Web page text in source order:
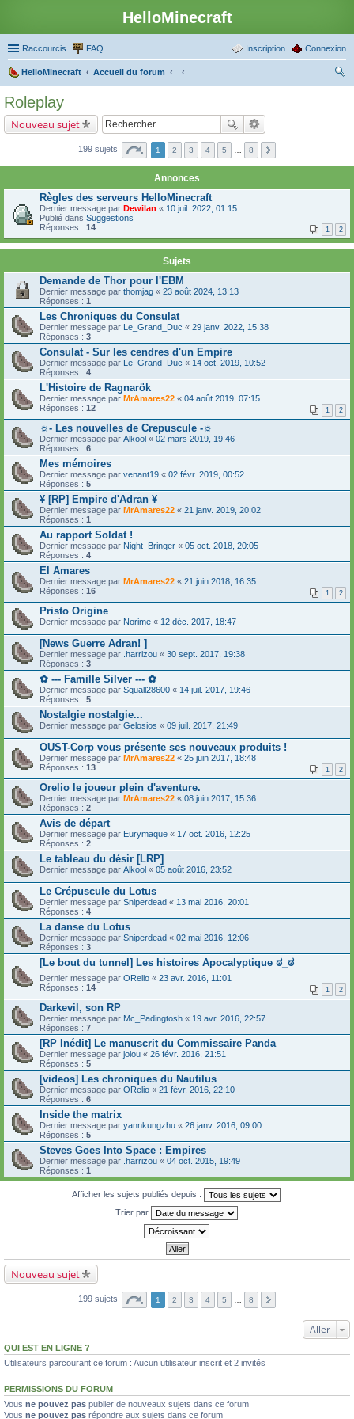
HelloMinecraft
Raccourcis FAQ Connexion
Inscription
HelloMinecraft
Accueil du forum
Roleplay
Nouveau sujet
199 sujets 1 2 3 4 5 8
Annonces
Règles des serveurs HelloMinecraft
Dernier message par Dewilan « 10 juil. 2022, 01:15
Publié dans Suggestions
Réponses : 14 1 2
Sujets
Demande de Thor pour l'EBM
Dernier message par thomjag « 23 août 2024, 13:13
Réponses : 1
Les Chroniques du Consulat
Dernier message par Le_Grand_Duc « 29 janv. 2022, 15:38
Réponses : 3
Consulat - Sur les cendres d'un Empire
Dernier message par Le_Grand_Duc « 14 oct. 2019, 10:52
Réponses : 4
L'Histoire de Ragnarök
Dernier message par MrAmares22 « 04 août 2019, 07:15
Réponses : 12 1 2
☼- Les nouvelles de Crepuscule -☼
Dernier message par Alkool « 02 mars 2019, 19:46
Réponses : 6
Mes mémoires
Dernier message par venant19 « 02 févr. 2019, 00:52
Réponses : 5
¥ [RP] Empire d'Adran ¥
Dernier message par MrAmares22 « 21 janv. 2019, 20:02
Réponses : 1
Au rapport Soldat !
Dernier message par Night_Bringer « 05 oct. 2018, 20:05
Réponses : 4
El Amares
Dernier message par MrAmares22 « 21 juin 2018, 16:35
Réponses : 16 1 2
Pristo Origine
Dernier message par Norime « 12 déc. 2017, 18:47
[News Guerre Adran! ]
Dernier message par .harrizou « 30 sept. 2017, 19:38
Réponses : 3
✿ --- Famille Silver --- ✿
Dernier message par Squall28600 « 14 juil. 2017, 19:46
Réponses : 5
Nostalgie nostalgie...
Dernier message par Gelosios « 09 juil. 2017, 21:49
OUST-Corp vous présente ses nouveaux produits !
Dernier message par MrAmares22 « 25 juin 2017, 18:48
Réponses : 13 1 2
Orelio le joueur plein d'aventure.
Dernier message par MrAmares22 « 08 juin 2017, 15:36
Réponses : 2
Avis de départ
Dernier message par Eurymaque « 17 oct. 2016, 12:25
Réponses : 2
Le tableau du désir [LRP]
Dernier message par Alkool « 05 août 2016, 23:52
Le Crépuscule du Lotus
Dernier message par Sniperdead « 13 mai 2016, 20:01
Réponses : 4
La danse du Lotus
Dernier message par Sniperdead « 02 mai 2016, 12:06
Réponses : 3
[Le bout du tunnel] Les histoires Apocalyptique ಠ_ಠ
Dernier message par ORelio « 23 avr. 2016, 11:01
Réponses : 14 1 2
Darkevil, son RP
Dernier message par Mc_Padingtosh « 19 avr. 2016, 22:57
Réponses : 7
[RP Inédit] Le manuscrit du Commissaire Panda
Dernier message par jolou « 26 févr. 2016, 21:51
Réponses : 5
[videos] Les chroniques du Nautilus
Dernier message par ORelio « 21 févr. 2016, 22:10
Réponses : 6
Inside the matrix
Dernier message par yannkungzhu « 26 janv. 2016, 09:00
Réponses : 5
Steves Goes Into Space : Empires
Dernier message par .harrizou « 04 oct. 2015, 19:49
Réponses : 1
Afficher les sujets publiés depuis :
Trier par
Nouveau sujet
199 sujets 1 2 3 4 5 8
Aller
QUI EST EN LIGNE ?
Utilisateurs parcourant ce forum : Aucun utilisateur inscrit et 2 invités
PERMISSIONS DU FORUM
Vous ne pouvez pas publier de nouveaux sujets dans ce forum
Vous ne pouvez pas répondre aux sujets dans ce forum